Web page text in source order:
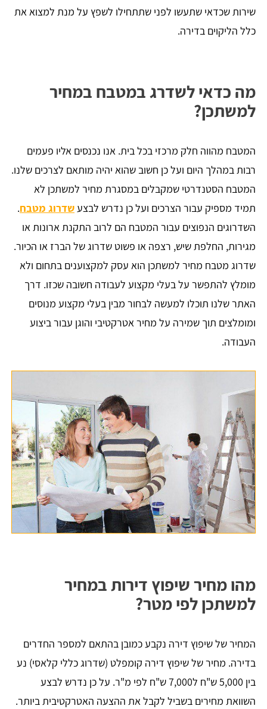
שירות שכדאי שתעשו לפני שתתחילו לשפץ על מנת למצוא את
כלל הליקוים בדירה.
מה כדאי לשדרג במטבח במחיר
למשתכן?
המטבח מהווה חלק מרכזי בכל בית. אנו נכנסים אליו פעמים
רבות במהלך היום ועל כן חשוב שהוא יהיה מותאם לצרכים שלנו.
המטבח הסטנדרטי שמקבלים במסגרת מחיר למשתכן לא
תמיד מספיק עבור הצרכים ועל כן נדרש לבצעשדרוג מטבח.
השדרוגים הנפוצים עבור המטבח הם לרוב התקנת ארונות או
מגירות, החלפת שיש, רצפה או פשוט שדרוג של הברז או הכיור.
שדרוג מטבח מחיר למשתכן הוא עסק למקצוענים בתחום ולא
מומלץ להתפשר על בעלי מקצוע לעבודה חשובה שכזו. דרך
האתר שלנו תוכלו למעשה לבחור מבין בעלי מקצוע מנוסים
ומומלצים תוך שמירה על מחיר אטרקטיבי והוגן עבור ביצוע
העבודה.
מהו מחיר שיפוץ דירות במחיר
למשתכן לפי מטר?
המחיר של שיפוץ דירה נקבע כמובן בהתאם למספר החדרים
בדירה. מחיר של שיפוץ דירה קומפלט (שדרוג כללי קלאסי) נע
בין 5,000 ש"ח ל7,000 ש"ח לפי מ"ר. על כן נדרש לבצע
השוואת מחירים בשביל לקבל את ההצעה האטרקטיבית ביותר.